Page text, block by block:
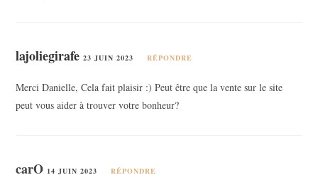
lajoliegirafe 23 JUIN 2023 RÉPONDRE
Merci Danielle, Cela fait plaisir :) Peut être que la vente sur le site
peut vous aider à trouver votre bonheur?
carO 14 JUIN 2023 RÉPONDRE